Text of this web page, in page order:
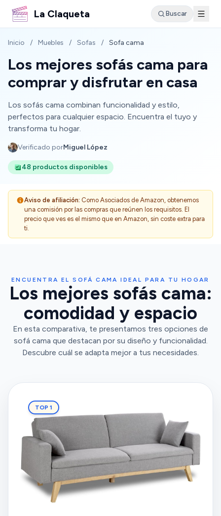
La Claqueta Buscar
Inicio / Muebles / Sofas / Sofa cama
Los mejores sofás cama para
comprar y disfrutar en casa
Los sofás cama combinan funcionalidad y estilo,
perfectos para cualquier espacio. Encuentra el tuyo y
transforma tu hogar.
Verificado porMiguel López
48 productos disponibles
Aviso de afiliación: Como Asociados de Amazon, obtenemos
una comisión por las compras que reúnen los requisitos. El
precio que ves es el mismo que en Amazon, sin coste extra para
ti.
ENCUENTRA EL SOFÁ CAMA IDEAL PARA TU HOGAR
Los mejores sofás cama:
comodidad y espacio
En esta comparativa, te presentamos tres opciones de
sofá cama que destacan por su diseño y funcionalidad.
Descubre cuál se adapta mejor a tus necesidades.
TOP 1